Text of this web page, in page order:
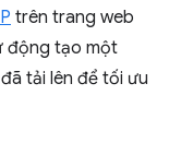
trên trang web
động tạo một
tải lên để tối ưu